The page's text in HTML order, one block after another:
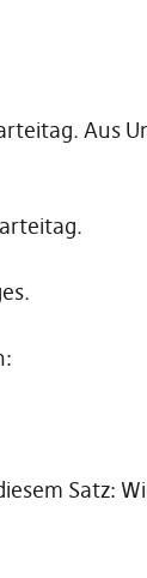
Aus
Satz: